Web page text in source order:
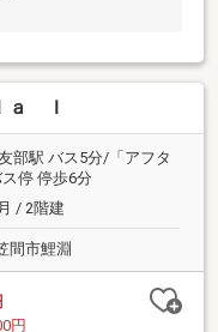
ａ Ｉ
部駅 バス5分/「アフタ
停 停歩6分
/ 2階建
間市鯉淵
円